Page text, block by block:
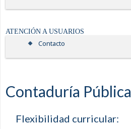
ATENCIÓN A USUARIOS
Contacto
Contaduría Pública
Flexibilidad curricular: